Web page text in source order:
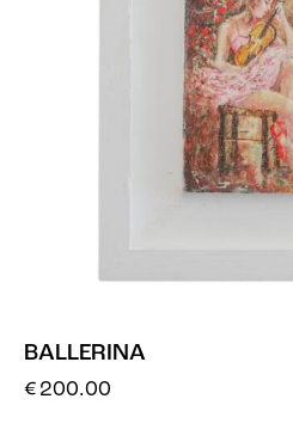
BALLERINA
€ 200.00